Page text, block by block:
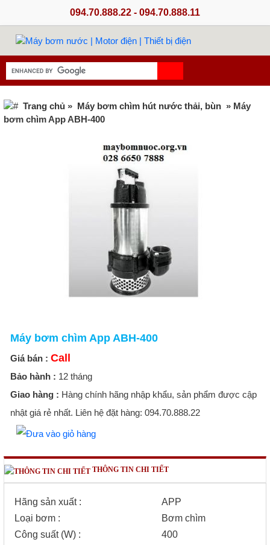
094.70.888.22 - 094.70.888.11
Trang chủ » Máy bơm chìm hút nước thải, bùn » Máy
bơm chìm App ABH-400
Máy bơm chìm App ABH-400
Giá bán : Call
Bảo hành : 12 tháng
Giao hàng : Hàng chính hãng nhập khẩu, sản phẩm được cập
nhật giá rẻ nhất. Liên hệ đặt hàng: 094.70.888.22
THÔNG TIN CHI TIẾT
Hãng sản xuất :
APP
Loại bơm :
Bơm chìm
Công suất (W) :
400